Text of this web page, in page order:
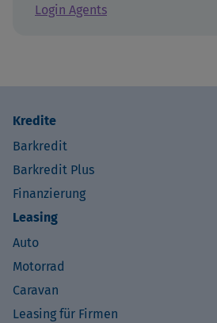
Login Agents
Kredite
Barkredit
Barkredit Plus
Finanzierung
Leasing
Auto
Motorrad
Caravan
Leasing für Firmen